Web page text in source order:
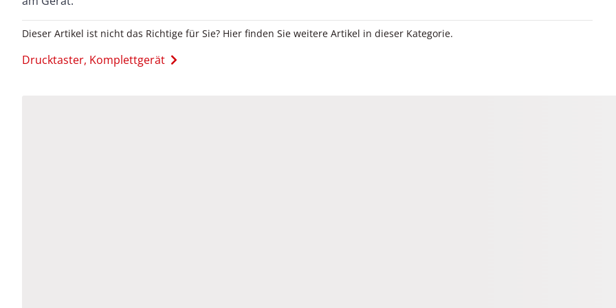
Dieser Artikel ist nicht das Richtige für Sie? Hier finden Sie weitere Artikel in dieser Kategorie.
Drucktaster, Komplettgerät